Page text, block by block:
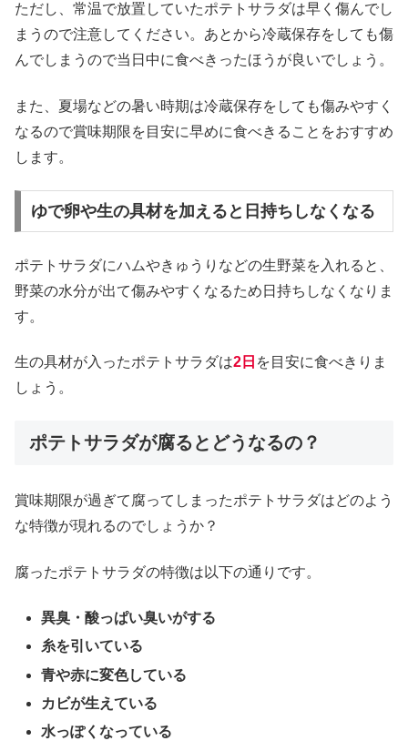
ただし、常温で放置していたポテトサラダは早く傷んでし
まうので注意してください。あとから冷蔵保存をしても傷
んでしまうので当日中に食べきったほうが良いでしょう。
また、夏場などの暑い時期は冷蔵保存をしても傷みやすく
なるので賞味期限を目安に早めに食べきることをおすすめ
します。
ゆで卵や生の具材を加えると日持ちしなくなる
ポテトサラダにハムやきゅうりなどの生野菜を入れると、
野菜の水分が出て傷みやすくなるため日持ちしなくなりま
す。
生の具材が入ったポテトサラダは2日 を目安に食べきりま
しょう。
ポテトサラダが腐るとどうなるの？
賞味期限が過ぎて腐ってしまったポテトサラダはどのよう
な特徴が現れるのでしょうか？
腐ったポテトサラダの特徴は以下の通りです。
異臭・酸っぱい臭いがする
糸を引いている
青や赤に変色している
カビが生えている
水っぽくなっている